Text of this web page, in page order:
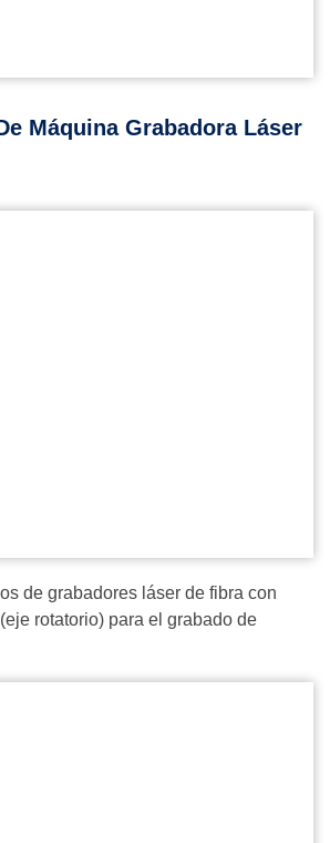
Máquina Grabadora Láser
de grabadores láser de fibra con
rotatorio) para el grabado de